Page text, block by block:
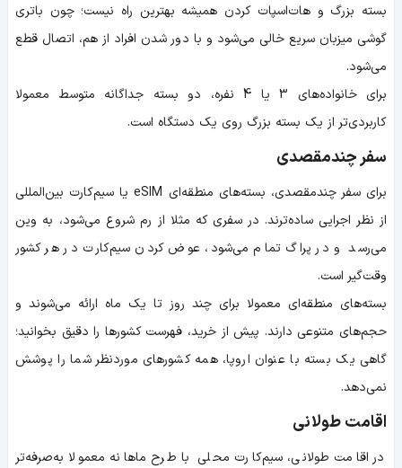
بسته بزرگ و هات‌اسپات کردن همیشه بهترین راه نیست؛ چون باتری
گوشی میزبان سریع خالی می‌شود و با دور شدن افراد از هم، اتصال قطع
می‌شود.
برای خانواده‌های 3 یا 4 نفره، دو بسته جداگانه متوسط معمولا
کاربردی‌تر از یک بسته بزرگ روی یک دستگاه است.
سفر چندمقصدی
برای سفر چندمقصدی، بسته‌های منطقه‌ای eSIM یا سیم‌کارت بین‌المللی
از نظر اجرایی ساده‌ترند. در سفری که مثلا از رم شروع می‌شود، به وین
می‌رسد و در پراگ تمام می‌شود، عوض کردن سیم‌کارت در هر کشور
وقت‌گیر است.
بسته‌های منطقه‌ای معمولا برای چند روز تا یک ماه ارائه می‌شوند و
حجم‌های متنوعی دارند. پیش از خرید، فهرست کشورها را دقیق بخوانید؛
گاهی یک بسته با عنوان اروپا، همه کشورهای موردنظر شما را پوشش
نمی‌دهد.
اقامت طولانی
در اقامت طولانی، سیم‌کارت محلی با طرح ماهانه معمولا به‌صرفه‌تر